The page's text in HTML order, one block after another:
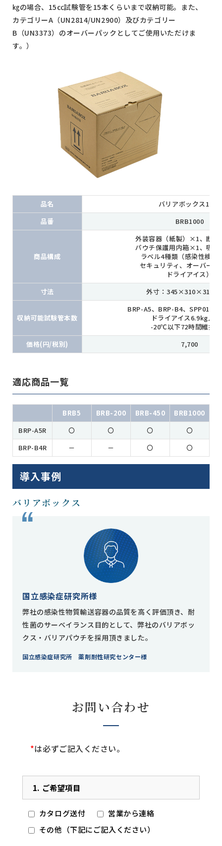
㎏の場合、15㏄試験管を15本くらいまで収納可能。また、
カテゴリーA（UN2814/UN2900）及びカテゴリー
B（UN3373）のオーバーパックとしてご使用いただけま
す。）
品名
バリアボックス1000
品番
BRB1000
商品構成
外装容器（紙製）×1、断
パウチ保護用内箱×1、吸
ラベル4種類（感染性検体
セキュリティ、オーバーパ
ドライアイス）
寸法
外寸：
収納可能試験管本数
BRP-A5、BRP-B4、SPP011
ドライアイス6.9kg入
-20℃以下72時間維持
価格(円/税別)
7,700
適応商品一覧
BRB5 BRB-200 BRB-450
BRB1000
BRP-A5R
〇 〇 〇
〇
BRP-B4R
－ － 〇 〇
導入事例
バリアボックス
国立感染症研究所様
弊社の感染性物質輸送容器の品質を高く評価頂き、耐
性菌のサーベイランス目的として、弊社のバリアボッ
クス・バリアパウチを採用頂きました。
国立感染症研究所 薬剤耐性研究センター様
お問い合わせ
*は必ずご記入ください。
1. ご希望項目
カタログ送付
営業から連絡
その他（下記にご記入ください）